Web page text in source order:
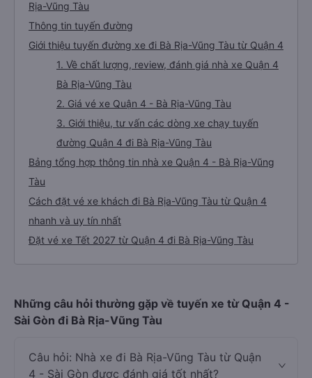
Rịa-Vũng Tàu
Thông tin tuyến đường
Giới thiệu tuyến đường xe đi Bà Rịa-Vũng Tàu từ Quận 4
1. Về chất lượng, review, đánh giá nhà xe Quận 4
Bà Rịa-Vũng Tàu
2. Giá vé xe Quận 4 - Bà Rịa-Vũng Tàu
3. Giới thiệu, tư vấn các dòng xe chạy tuyến
đường Quận 4 đi Bà Rịa-Vũng Tàu
Bảng tổng hợp thông tin nhà xe Quận 4 - Bà Rịa-Vũng
Tàu
Cách đặt vé xe khách đi Bà Rịa-Vũng Tàu từ Quận 4
nhanh và uy tín nhất
Đặt vé xe Tết 2027 từ Quận 4 đi Bà Rịa-Vũng Tàu
Những câu hỏi thường gặp về tuyến xe từ Quận 4 -
Sài Gòn đi Bà Rịa-Vũng Tàu
Câu hỏi: Nhà xe đi Bà Rịa-Vũng Tàu từ Quận
4 - Sài Gòn được đánh giá tốt nhất?